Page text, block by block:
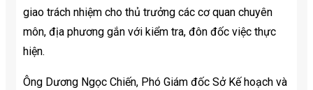
giao trách nhiệm cho thủ trưởng các cơ quan chuyên
môn, địa phương gắn với kiểm tra, đôn đốc việc thực
hiện.
Ông Dương Ngọc Chiến, Phó Giám đốc Sở Kế hoạch và